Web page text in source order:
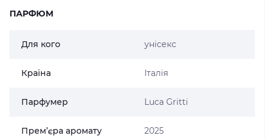
ПАРФЮМ
Для кого унісекс
Країна Італія
Парфумер Luca Gritti
Прем’єра аромату 2025